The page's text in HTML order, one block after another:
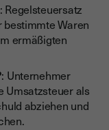
: Regelsteuersatz
bestimmte Waren
ermäßigten
: Unternehmer
Umsatzsteuer als
abziehen und